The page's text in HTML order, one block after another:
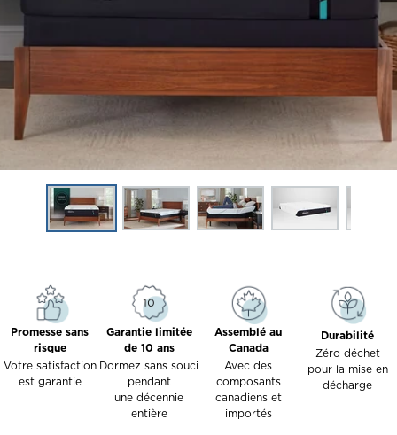
Promesse sans
risque
Votre satisfaction
est garantie
Garantie limitée
de 10 ans
Dormez sans souci
pendant
une décennie
entière
Assemblé au
Canada
Avec des
composants
canadiens et
importés
Durabilité
Zéro déchet
pour la mise en
décharge